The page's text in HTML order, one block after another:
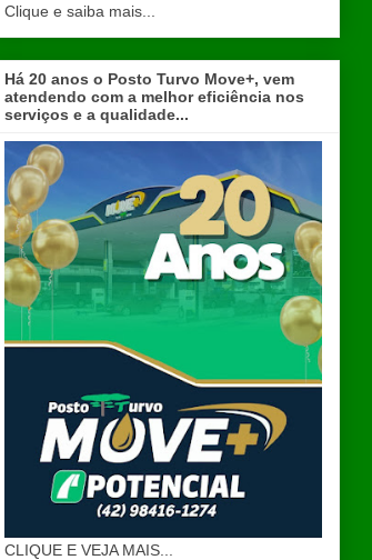
Clique e saiba mais...
Há 20 anos o Posto Turvo Move+, vem
atendendo com a melhor eficiência nos
serviços e a qualidade...
CLIQUE E VEJA MAIS...